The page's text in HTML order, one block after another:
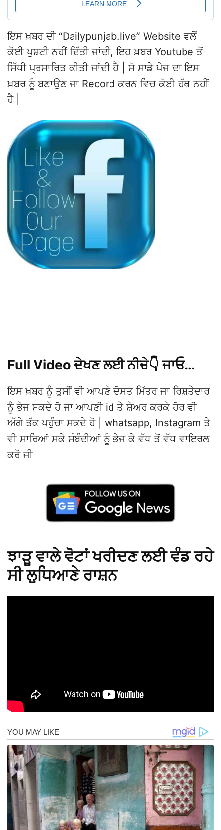
ਇਸ ਖ਼ਬਰ ਦੀ “Dailypunjab.live” Website ਵਲੋਂ
ਕੋਈ ਪੁਸ਼ਟੀ ਨਹੀਂ ਦਿੱਤੀ ਜਾਂਦੀ, ਇਹ ਖ਼ਬਰ Youtube ਤੋਂ
ਸਿੱਧੀ ਪ੍ਰਸਾਰਿਤ ਕੀਤੀ ਜਾਂਦੀ ਹੈ | ਸੋ ਸਾਡੇ ਪੇਜ ਦਾ ਇਸ
ਖ਼ਬਰ ਨੂੰ ਬਣਾਉਣ ਜਾ Record ਕਰਨ ਵਿਚ ਕੋਈ ਹੱਥ ਨਹੀਂ
ਹੈ |
Full Video ਦੇਖਣ ਲਈ ਨੀਚੇ👇 ਜਾਓ…
ਇਸ ਖ਼ਬਰ ਨੂੰ ਤੁਸੀਂ ਵੀ ਆਪਣੇ ਦੋਸਤ ਮਿੱਤਰ ਜਾ ਰਿਸ਼ਤੇਦਾਰ
ਨੂੰ ਭੇਜ ਸਕਦੇ ਹੋ ਜਾ ਆਪਣੀ id ਤੇ ਸ਼ੇਅਰ ਕਰਕੇ ਹੋਰ ਵੀ
ਅੱਗੇ ਤੱਕ ਪਹੁੰਚਾ ਸਕਦੇ ਹੋ | whatsapp, Instagram ਤੇ
ਵੀ ਸਾਰਿਆਂ ਸਕੇ ਸੰਬੰਦੀਆਂ ਨੂੰ ਭੇਜ ਕੇ ਵੱਧ ਤੋਂ ਵੱਧ ਵਾਇਰਲ
ਕਰੋ ਜੀ |
ਝਾੜੂ ਵਾਲੇ ਵੋਟਾਂ ਖਰੀਦਣ ਲਈ ਵੰਡ ਰਹੇ
ਸੀ ਲੁਧਿਆਣੇ ਰਾਸ਼ਨ